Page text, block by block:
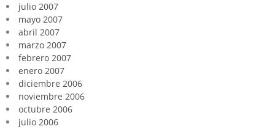
julio 2007
mayo 2007
abril 2007
marzo 2007
febrero 2007
enero 2007
diciembre 2006
noviembre 2006
octubre 2006
julio 2006